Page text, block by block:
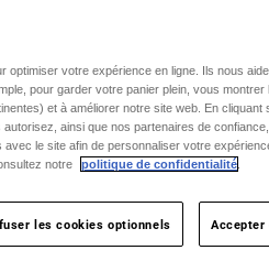
votre expérience en ligne. Ils nous
pour garder votre panier plein, vous montrer
et à améliorer notre site web. En cliquant
ainsi que nos partenaires de confiance,
le site afin de personnaliser votre
notre
politique de confidentialité
les cookies optionnels Accepter